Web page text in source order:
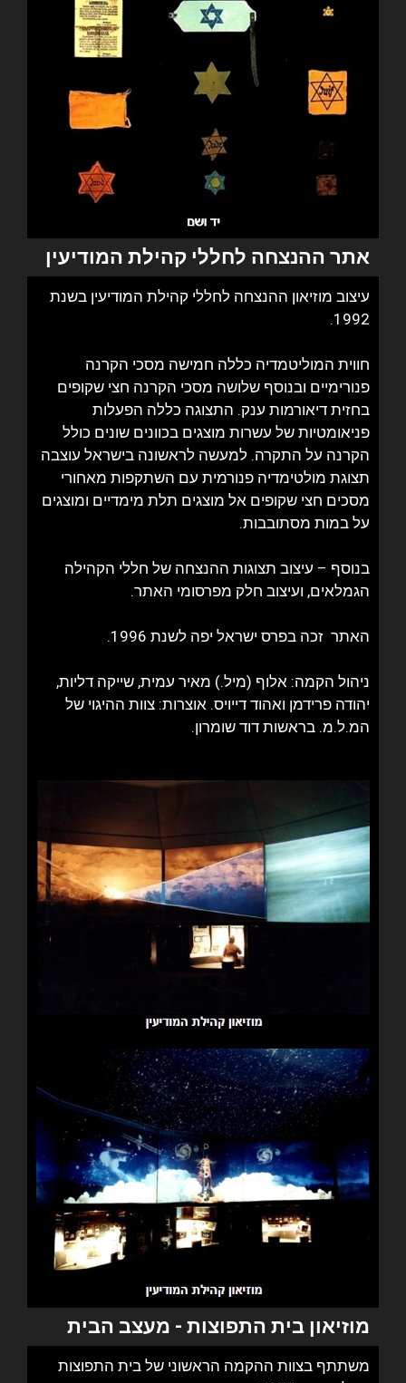
אתר ההנצחה לחללי קהילת המודיעין
עיצוב מוזיאון ההנצחה לחללי קהילת המודיעין בשנת
1992.
חווית המוליטמדיה כללה חמישה מסכי הקרנה
פנורימיים ובנוסף שלושה מסכי הקרנה חצי שקופים
בחזית דיאורמות ענק. התצוגה כללה הפעלות
פניאומטיות של עשרות מוצגים בכוונים שונים כולל
הקרנה על התקרה. למעשה לראשונה בישראל עוצבה
תצוגת מולטימדיה פנורמית עם השתקפות מאחורי
מסכים חצי שקופים אל מוצגים תלת מימדיים ומוצגים
על במות מסתובבות.
בנוסף – עיצוב תצוגות ההנצחה של חללי הקהילה
הגמלאים, ועיצוב חלק מפרסומי האתר.
האתר זכה בפרס ישראל יפה לשנת 1996.
ניהול הקמה: אלוף (מיל.) מאיר עמית, שייקה דליות,
יהודה פרידמן ואהוד דייויס. אוצרות: צוות ההיגוי של
המ.ל.מ. בראשות דוד שומרון.
מוזיאון בית התפוצות - מעצב הבית
משתתף בצוות ההקמה הראשוני של בית התפוצות